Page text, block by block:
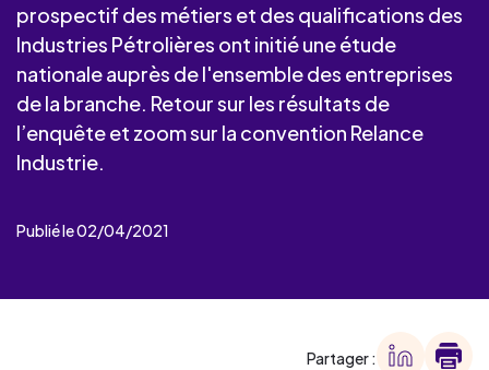
prospectif des métiers et des qualifications des
Industries Pétrolières ont initié une étude
nationale auprès de l'ensemble des entreprises
de la branche. Retour sur les résultats de
l’enquête et zoom sur la convention Relance
Industrie.
Publié le 02/04/2021
Partager :